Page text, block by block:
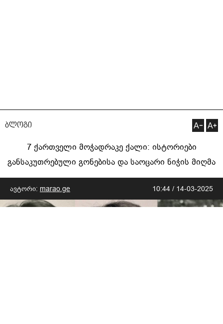
ბლოგი
7 ქართველი მოჭადრაკე ქალი: ისტორიები
განსაკუთრებული გონებისა და საოცარი ნიჭის მიღმა
ავტორი: marao.ge 10:44 / 14-03-2025